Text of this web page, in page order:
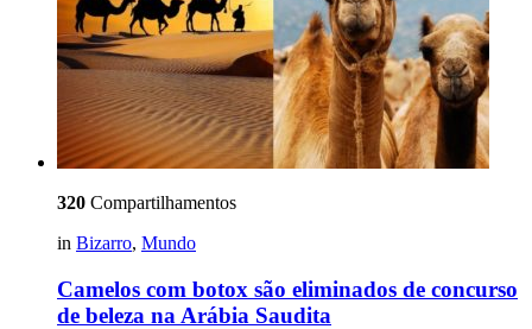
320 Compartilhamentos
in Bizarro, Mundo
Camelos com botox são eliminados de concurso
de beleza na Arábia Saudita